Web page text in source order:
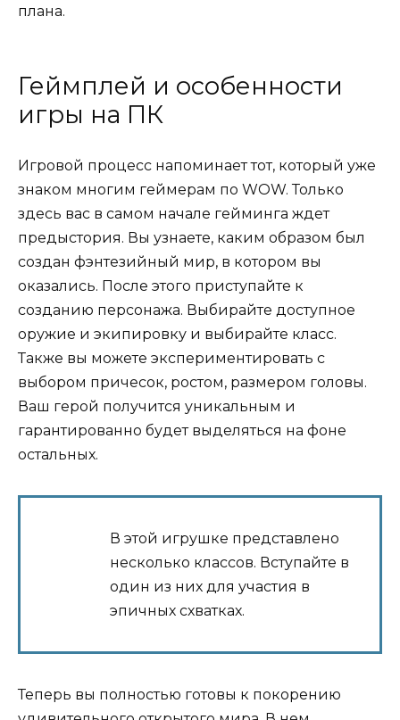
плана.
Геймплей и особенности
игры на ПК
Игровой процесс напоминает тот, который уже
знаком многим геймерам по WOW. Только
здесь вас в самом начале гейминга ждет
предыстория. Вы узнаете, каким образом был
создан фэнтезийный мир, в котором вы
оказались. После этого приступайте к
созданию персонажа. Выбирайте доступное
оружие и экипировку и выбирайте класс.
Также вы можете экспериментировать с
выбором причесок, ростом, размером головы.
Ваш герой получится уникальным и
гарантированно будет выделяться на фоне
остальных.
В этой игрушке представлено
несколько классов. Вступайте в
один из них для участия в
эпичных схватках.
Теперь вы полностью готовы к покорению